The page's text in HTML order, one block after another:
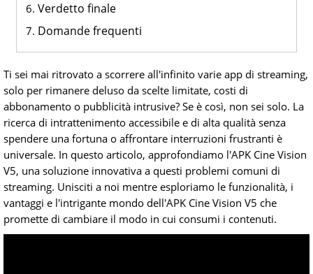
Verdetto finale
Domande frequenti
Ti sei mai ritrovato a scorrere all'infinito varie app di streaming,
solo per rimanere deluso da scelte limitate, costi di
abbonamento o pubblicità intrusive? Se è così, non sei solo. La
ricerca di intrattenimento accessibile e di alta qualità senza
spendere una fortuna o affrontare interruzioni frustranti è
universale. In questo articolo, approfondiamo l'APK Cine Vision
V5, una soluzione innovativa a questi problemi comuni di
streaming. Unisciti a noi mentre esploriamo le funzionalità, i
vantaggi e l'intrigante mondo dell'APK Cine Vision V5 che
promette di cambiare il modo in cui consumi i contenuti.